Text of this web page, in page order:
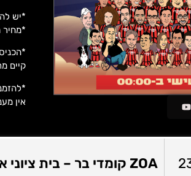
*יש להגיע 15 דקות לפני עם אישור ההזמנה לאחר
*מחיר
*הכניסה עד 80 איש בלבד,
קיים
אין
ZOA קומדי בר – בית ציוני אמריקה ת”א